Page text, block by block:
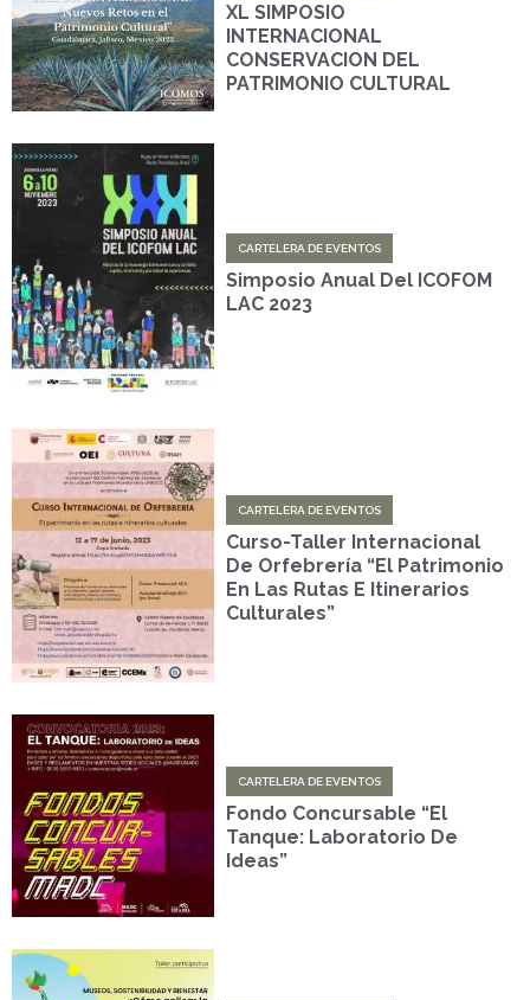
XL SIMPOSIO
INTERNACIONAL
CONSERVACION DEL
PATRIMONIO CULTURAL
CARTELERA DE EVENTOS
Simposio Anual Del ICOFOM
LAC 2023
CARTELERA DE EVENTOS
Curso-Taller Internacional
De Orfebrería “El Patrimonio
En Las Rutas E Itinerarios
Culturales”
CARTELERA DE EVENTOS
Fondo Concursable “El
Tanque: Laboratorio De
Ideas”